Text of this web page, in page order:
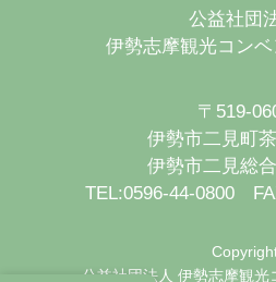
公益社団
伊勢志摩観光コン
〒519-
伊勢市二見町
伊勢市二見総
TEL:0596-44-0800
公益社団法人 伊勢志摩観